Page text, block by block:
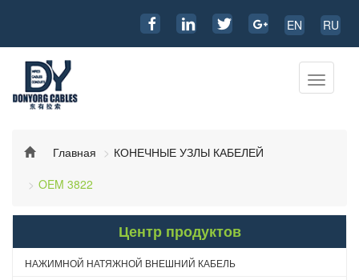
EN RU
Главная
КОНЕЧНЫЕ УЗЛЫ КАБЕЛЕЙ
OEM 3822
Центр продуктов
НАЖИМНОЙ НАТЯЖНОЙ ВНЕШНИЙ КАБЕЛЬ